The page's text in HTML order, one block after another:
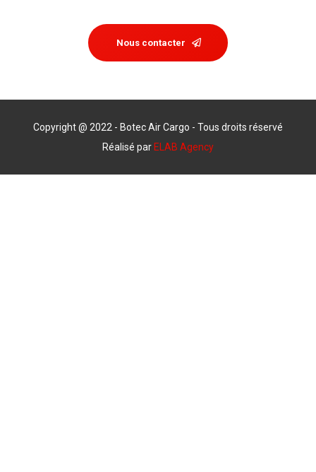
Nous contacter
Copyright @ 2022 - Botec Air Cargo - Tous droits réservé
Réalisé par ELAB Agency